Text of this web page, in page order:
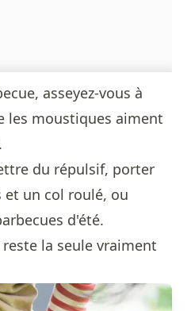
asseyez-vous à
les moustiques aiment
du répulsif, porter
et un col roulé, ou
d'été.
la seule vraiment